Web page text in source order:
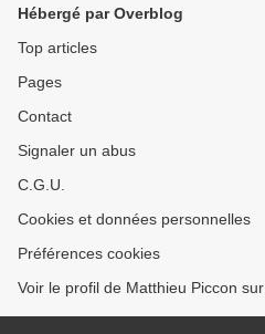
Hébergé par Overblog
Top articles
Pages
Contact
Signaler un abus
C.G.U.
Cookies et données personnelles
Préférences cookies
Voir le profil de Matthieu Piccon